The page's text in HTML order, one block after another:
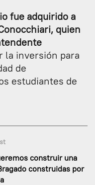
fue adquirido a
quien
la inversión para
de
estudiantes de
construir una
construidas por